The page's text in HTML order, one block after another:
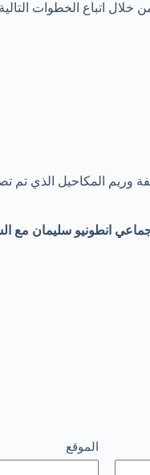
اتباع الخطوات
وريم المكاحيل الذي تم
انطونيو سليمان مع
الموقع